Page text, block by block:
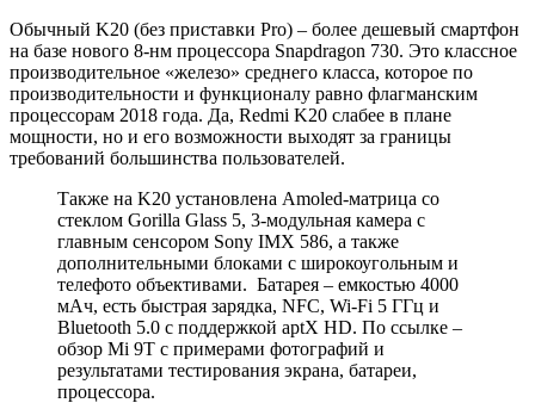
Обычный K20 (без приставки Pro) – более дешевый смартфон
на базе нового 8-нм процессора Snapdragon 730. Это классное
производительное «железо» среднего класса, которое по
производительности и функционалу равно флагманским
процессорам 2018 года. Да, Redmi K20 слабее в плане
мощности, но и его возможности выходят за границы
требований большинства пользователей.
Также на K20 установлена Amoled-матрица со
стеклом Gorilla Glass 5, 3-модульная камера с
главным сенсором Sony IMX 586, а также
дополнительными блоками с широкоугольным и
телефото объективами. Батарея – емкостью 4000
мАч, есть быстрая зарядка, NFC, Wi-Fi 5 ГГц и
Bluetooth 5.0 с поддержкой aptX HD. По ссылке –
обзор Mi 9T с примерами фотографий и
результатами тестирования экрана, батареи,
процессора.